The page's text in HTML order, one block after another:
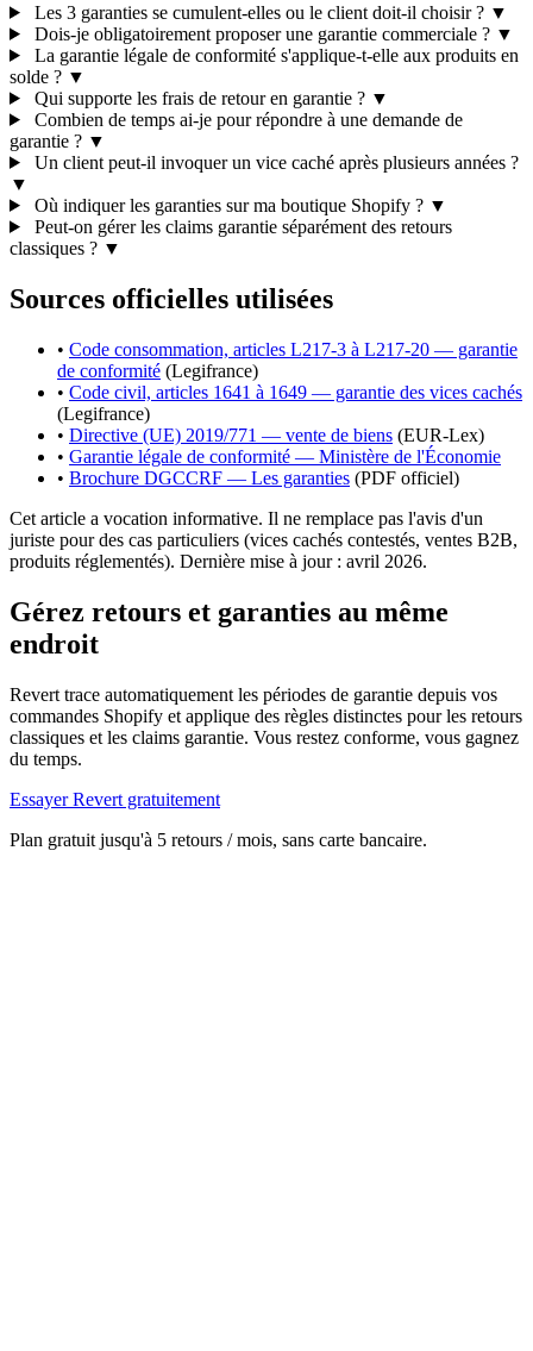
Les 3 garanties se cumulent-elles ou le client doit-il choisir ? ▼
Dois-je obligatoirement proposer une garantie commerciale ? ▼
La garantie légale de conformité s'applique-t-elle aux produits en
solde ? ▼
Qui supporte les frais de retour en garantie ? ▼
Combien de temps ai-je pour répondre à une demande de
garantie ? ▼
Un client peut-il invoquer un vice caché après plusieurs années ?
▼
Où indiquer les garanties sur ma boutique Shopify ? ▼
Peut-on gérer les claims garantie séparément des retours
classiques ? ▼
Sources officielles utilisées
• Code consommation, articles L217-3 à L217-20 — garantie
de conformité (Legifrance)
• Code civil, articles 1641 à 1649 — garantie des vices cachés
(Legifrance)
• Directive (UE) 2019/771 — vente de biens (EUR-Lex)
• Garantie légale de conformité — Ministère de l'Économie
• Brochure DGCCRF — Les garanties (PDF officiel)
Cet article a vocation informative. Il ne remplace pas l'avis d'un
juriste pour des cas particuliers (vices cachés contestés, ventes B2B,
produits réglementés). Dernière mise à jour : avril 2026.
Gérez retours et garanties au même
endroit
Revert trace automatiquement les périodes de garantie depuis vos
commandes Shopify et applique des règles distinctes pour les retours
classiques et les claims garantie. Vous restez conforme, vous gagnez
du temps.
Essayer Revert gratuitement
Plan gratuit jusqu'à 5 retours / mois, sans carte bancaire.